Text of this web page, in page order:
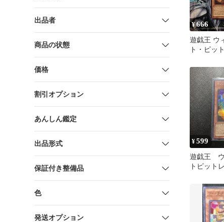
出品者
商品の状態
価格
割引オプション
あんしん鑑定
出品形式
保証付き整備品
色
発送オプション
¥666
遊戯王 ウ
ト・ピッ
¥599
遊戯王 ウ
トピット